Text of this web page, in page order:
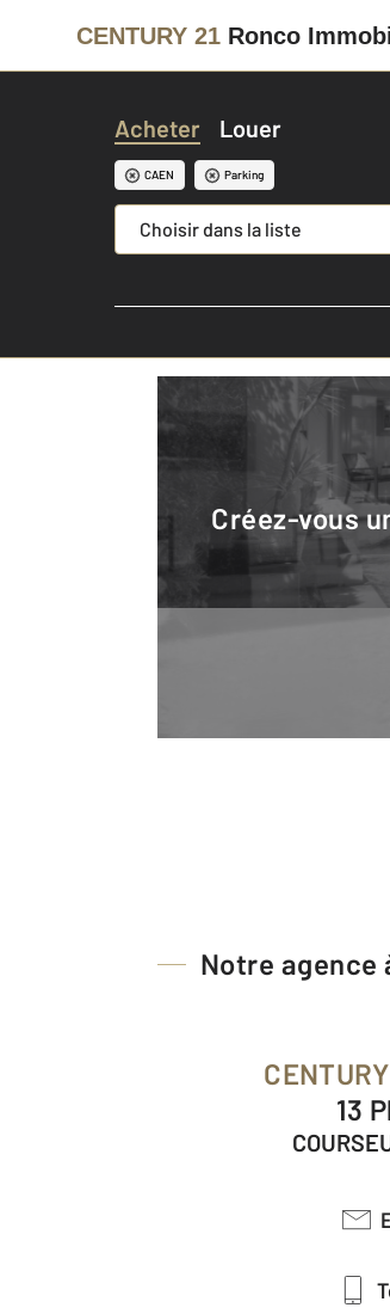
CENTURY 21 Ronco
Acheter Louer
CAEN Parking
Choisir dans la liste
Créez-vous une alerte mail pour être averti quand une annonce est en ligne et consultez la
Notre agence
13